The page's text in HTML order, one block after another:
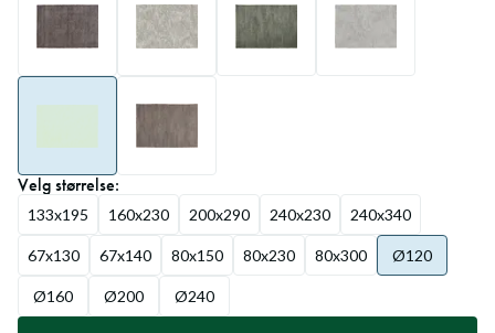
Velgstørrelse:
133x195 160x230 200x290 240x230 240x340
67x130 67x140 80x150 80x230 80x300 Ø120
Ø160 Ø200 Ø240